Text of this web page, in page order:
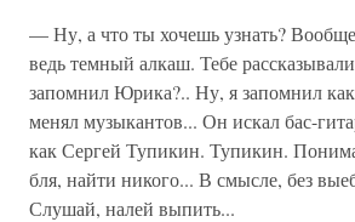
— Ну, а что ты хочешь узнать?
ведь темный алкаш. Тебе
запомнил Юрика?.. Ну, я запомнил
менял музыкантов... Он искал бас-
как Сергей Тупикин. Тупикин.
бля, найти никого... В смысле, без
Слушай, налей выпить...